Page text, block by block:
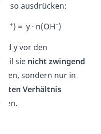
so ausdrücken:
O+) = y · n(OH–)
y vor den
sie nicht zwingend
sondern nur in
Verhältnis